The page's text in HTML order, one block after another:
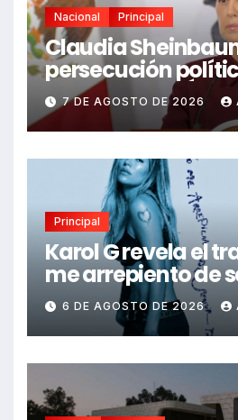
Nacional Principal
Claudia
persecución
detención de
7 DE AGOSTO DE 2026
Principal
Karol G revela el
me arrepiento de
Drake, Bruno Mars
estrellas se suman
6 DE AGOSTO DE 2026